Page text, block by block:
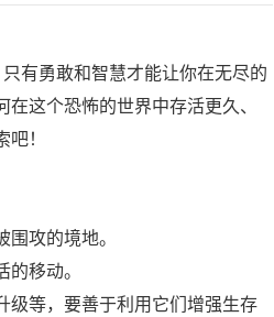
有勇敢和智慧才能让你在无尽的
这个恐怖的世界中存活更久、
！
攻的境地。
移动。
级等，要善于利用它们增强生存